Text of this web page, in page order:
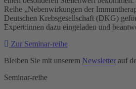
Reihe „Nebenwirkungen der
Deutschen Krebsgesellschaft (DKG)
Expert:innen dazu eingeladen und
Zur Seminar-reihe
Bleiben Sie mit unserem Newsletter auf
Seminar-reihe